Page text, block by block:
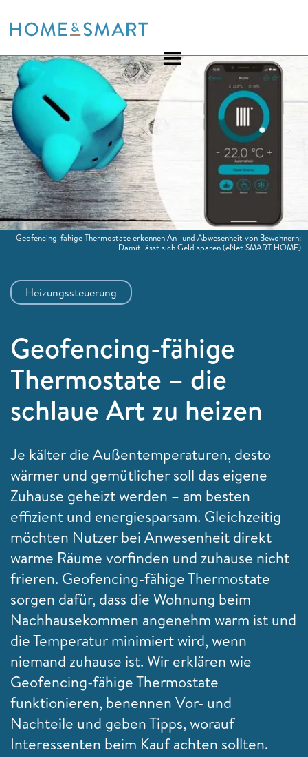
to
Heizungssteuerung
Geofencing-fähige
Thermostate – die
schlaue Art zu heizen
Je kälter die Außentemperaturen, desto
wärmer und gemütlicher soll das eigene
Zuhause geheizt werden – am besten
effizient und energiesparsam. Gleichzeitig
möchten Nutzer bei Anwesenheit direkt
warme Räume vorfinden und zuhause nicht
frieren. Geofencing-fähige Thermostate
sorgen dafür, dass die Wohnung beim
Nachhausekommen angenehm warm ist und
die Temperatur minimiert wird, wenn
niemand zuhause ist. Wir erklären wie
Geofencing-fähige Thermostate
funktionieren, benennen Vor- und
Nachteile und geben Tipps, worauf
Interessenten beim Kauf achten sollten.
Geofencing-fähige Thermostate erkennen An- und Abwesenheit von Bewohnern:
Damit lässt sich Geld sparen(eNet SMART HOME)